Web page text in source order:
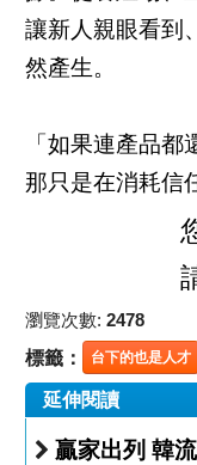
讓新人親眼看到
然產生。
「如果連產品都
那只是在消耗信
瀏覽次數: 2478
標籤： 台下的也是人才
延伸閱讀